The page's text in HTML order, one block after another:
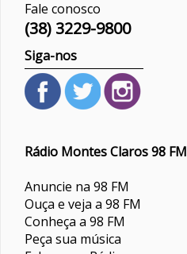
Fale conosco
(38) 3229-9800
Siga-nos
Rádio Montes Claros 98 FM
Anuncie na 98 FM
Ouça e veja a 98 FM
Conheça a 98 FM
Peça sua música